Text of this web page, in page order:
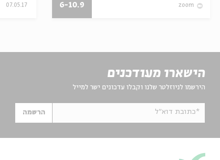
zoom
6-10.9
07.05.17
הישארו מעודכנים
הירשמו לניוזלטר שלנו וקבלו עדכונים ישר למייל
*כתובת דוא"ל הרשמה